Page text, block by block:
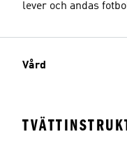
lever och andas
Vård